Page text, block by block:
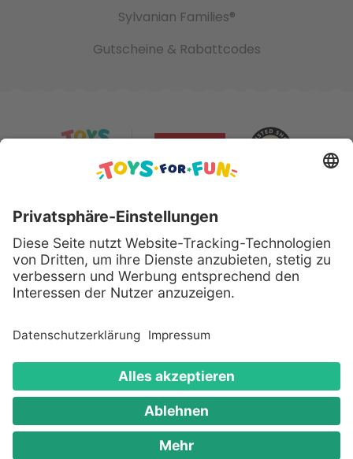
Sylvanian Families®
Gutscheine & Rabattcodes
Sicher bezahlen mit:
Alle genannten Produkte und Logos sind eingetragene
Warenzeichen der jeweiligen Hersteller.
Copyright © 2008 - 2026 Toys for Fun GmbH - Alle
Rechte vorbehalten